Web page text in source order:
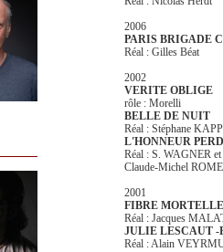
2006
PARIS BRIGADE
Réal : Gilles Béat
2002
VERITE OBLIGE
rôle : Morelli
BELLE DE NUIT
Réal : Stéphane
L'HONNEUR
Réal : S. WAGNER et
Claude-Michel ROME
2001
FIBRE MORTELLE
Réal : Jacques
JULIE LESCAUT -
Réal : Alain